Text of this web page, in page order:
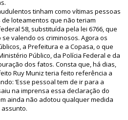
tinham como vítimas pessoas
loteamentos que não teriam
58, substituída pela lei 6766, que
valendo os criminosos. Agora os
a Prefeitura e a Copasa, o que
Público, da Polícia Federal e da
dos fatos. Consta que, há dias,
Ruy Muniz teria feito referência a
‘Esse pessoal tem de ir para a
na imprensa essa declaração do
ainda não adotou qualquer medida